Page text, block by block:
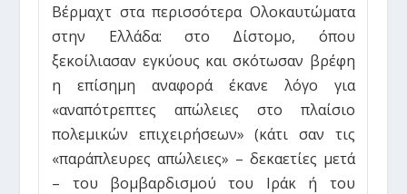
Βέρμαχτ στα περισσότερα Ολοκαυτώματα
στην Ελλάδα: στο Δίστομο, όπου
ξεκοίλιασαν εγκύους και σκότωσαν βρέφη
η επίσημη αναφορά έκανε λόγο για
«αναπότρεπτες απώλειες στο πλαίσιο
πολεμικών επιχειρήσεων» (κάτι σαν τις
«παράπλευρες απώλειες» – δεκαετίες μετά
– του βομβαρδισμού του Ιράκ ή του